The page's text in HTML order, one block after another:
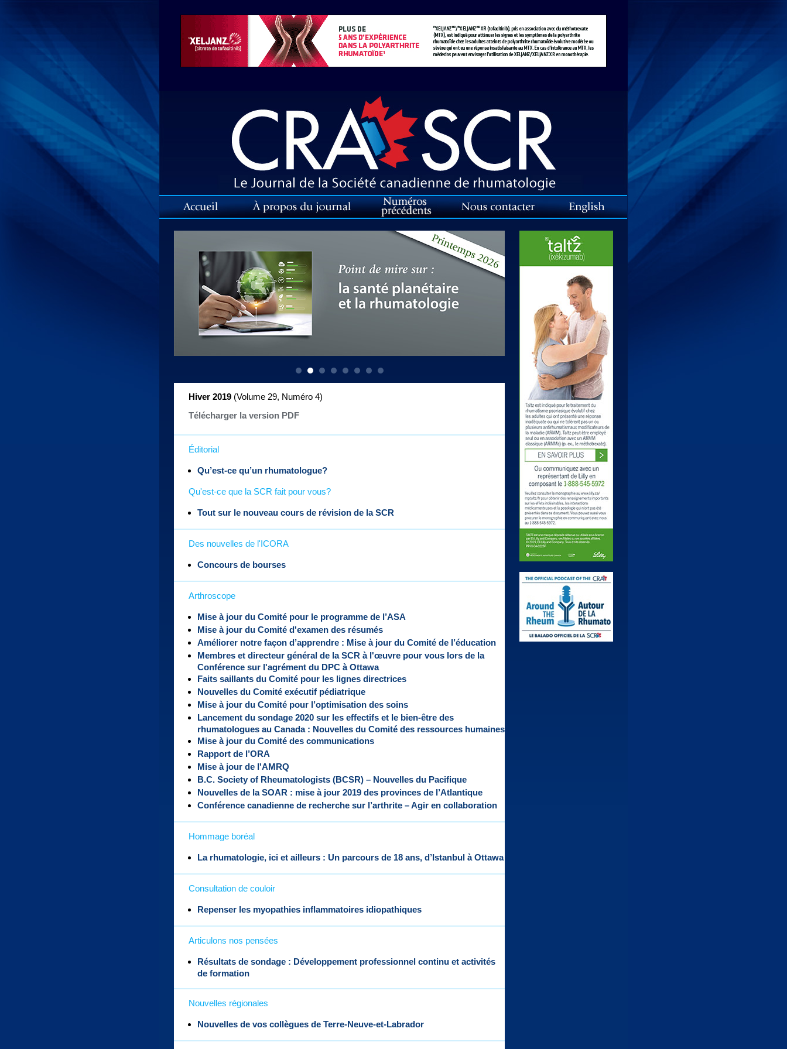
Hiver 2019 (Volume 29, Numéro 4)
Télécharger la version PDF
Éditorial
Qu’est-ce qu’un rhumatologue?
Qu'est-ce que la SCR fait pour vous?
Tout sur le nouveau cours de révision de la SCR
Des nouvelles de l'ICORA
Concours de bourses
Arthroscope
Mise à jour du Comité pour le programme de l’ASA
Mise à jour du Comité d'examen des résumés
Améliorer notre façon d’apprendre : Mise à jour du Comité de l’éducation
Membres et directeur général de la SCR à l'œuvre pour vous lors de la
Conférence sur l'agrément du DPC à Ottawa
Faits saillants du Comité pour les lignes directrices
Nouvelles du Comité exécutif pédiatrique
Mise à jour du Comité pour l’optimisation des soins
Lancement du sondage 2020 sur les effectifs et le bien-être des
rhumatologues au Canada : Nouvelles du Comité des ressources humaines
Mise à jour du Comité des communications
Rapport de l’ORA
Mise à jour de l'AMRQ
B.C. Society of Rheumatologists (BCSR) – Nouvelles du Pacifique
Nouvelles de la SOAR : mise à jour 2019 des provinces de l’Atlantique
Conférence canadienne de recherche sur l’arthrite – Agir en collaboration
Hommage boréal
La rhumatologie, ici et ailleurs : Un parcours de 18 ans, d’Istanbul à Ottawa
Consultation de couloir
Repenser les myopathies inflammatoires idiopathiques
Articulons nos pensées
Résultats de sondage : Développement professionnel continu et activités
de formation
Nouvelles régionales
Nouvelles de vos collègues de Terre-Neuve-et-Labrador